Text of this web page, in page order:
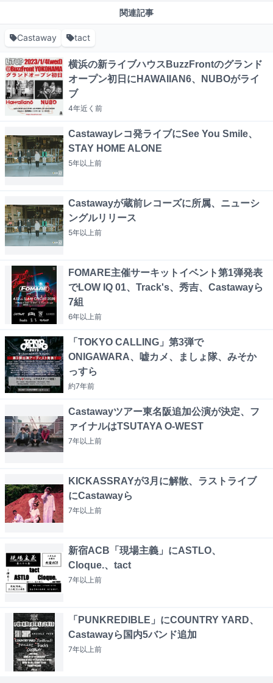
関連記事
Castaway tact
横浜の新ライブハウスBuzzFrontのグランド
オープン初日にHAWAIIAN6、NUBOがライ
ブ
4年近く 前
Castawayレコ発ライブにSee You Smile、
STAY HOME ALONE
5年以上前
Castawayが蔵前レコーズに所属、ニューシ
ングルリリース
5年以上前
FOMARE主催サーキットイベント第1弾発表
でLOW IQ 01、Track's、秀吉、Castawayら
7組
6年以上前
「TOKYO CALLING」第3弾で
ONIGAWARA、嘘カメ、ましょ隊、みそか
っすら
約7年前
Castawayツアー東名阪追加公演が決定、フ
ァイナルはTSUTAYA O-WEST
7年以上前
KICKASSRAYが3月に解散、ラストライブ
にCastawayら
7年以上前
新宿ACB「現場主義」にASTLO、
Cloque.、tact
7年以上前
「PUNKREDIBLE」にCOUNTRY YARD、
Castawayら国内5バンド追加
7年以上前